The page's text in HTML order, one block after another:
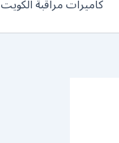
كاميرات مراقبة الكويت